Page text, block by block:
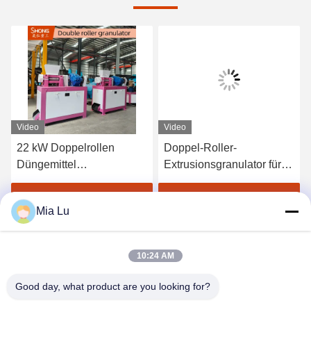
Video
22 kW Doppelrollen
Düngemittel
Granulationsmaschine für
Trockengranulation mit
Kohlenstoffstahlkonstruktion
Erhalten Sie besten Preis
Video
Doppel-Roller-
Extrusionsgranulator für
Zusammengesetzte
Mia Lu
10:24 AM
Good day, what product are you looking for?